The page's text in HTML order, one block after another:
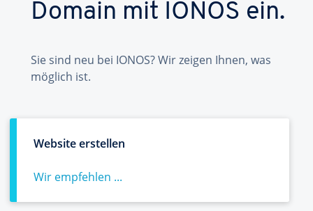
Domain mit IONOS ein.
Sie sind neu bei IONOS? Wir zeigen Ihnen, was
möglich ist.
Website erstellen
Wir empfehlen ...